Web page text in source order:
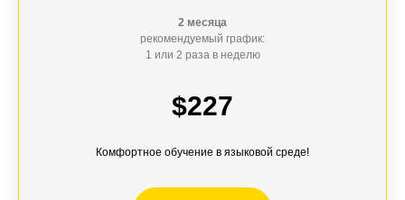
2 месяца
рекомендуемый график:
1 или 2 раза в неделю
$227
Комфортное обучение в языковой среде!